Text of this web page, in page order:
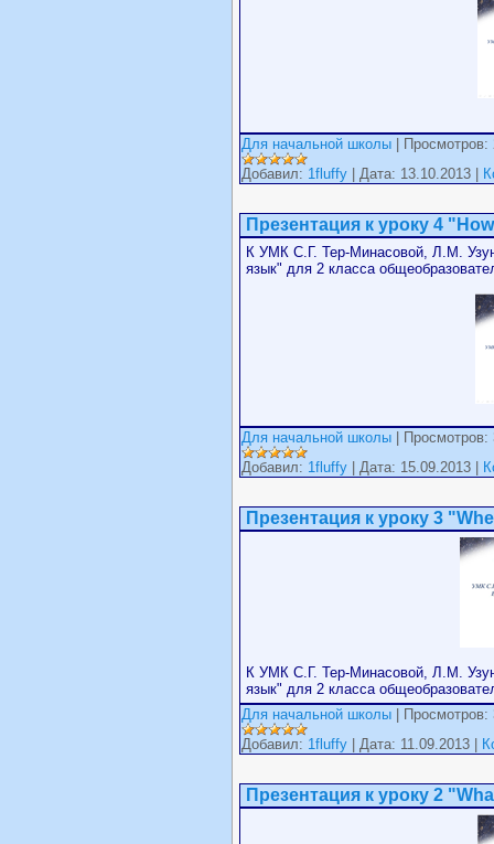
Для начальной школы |
Добавил: 1fluffy | Дата: 13.10.2013 |
Презентация к уроку 4
К УМК С.Г. Тер-Минасовой, Л.М.
язык" для 2 класса
Для начальной школы |
Добавил: 1fluffy | Дата: 15.09.2013 |
Презентация к уроку 3
К УМК С.Г. Тер-Минасовой, Л.М.
язык" для 2 класса
Для начальной школы |
Добавил: 1fluffy | Дата: 11.09.2013 |
Презентация к уроку 2